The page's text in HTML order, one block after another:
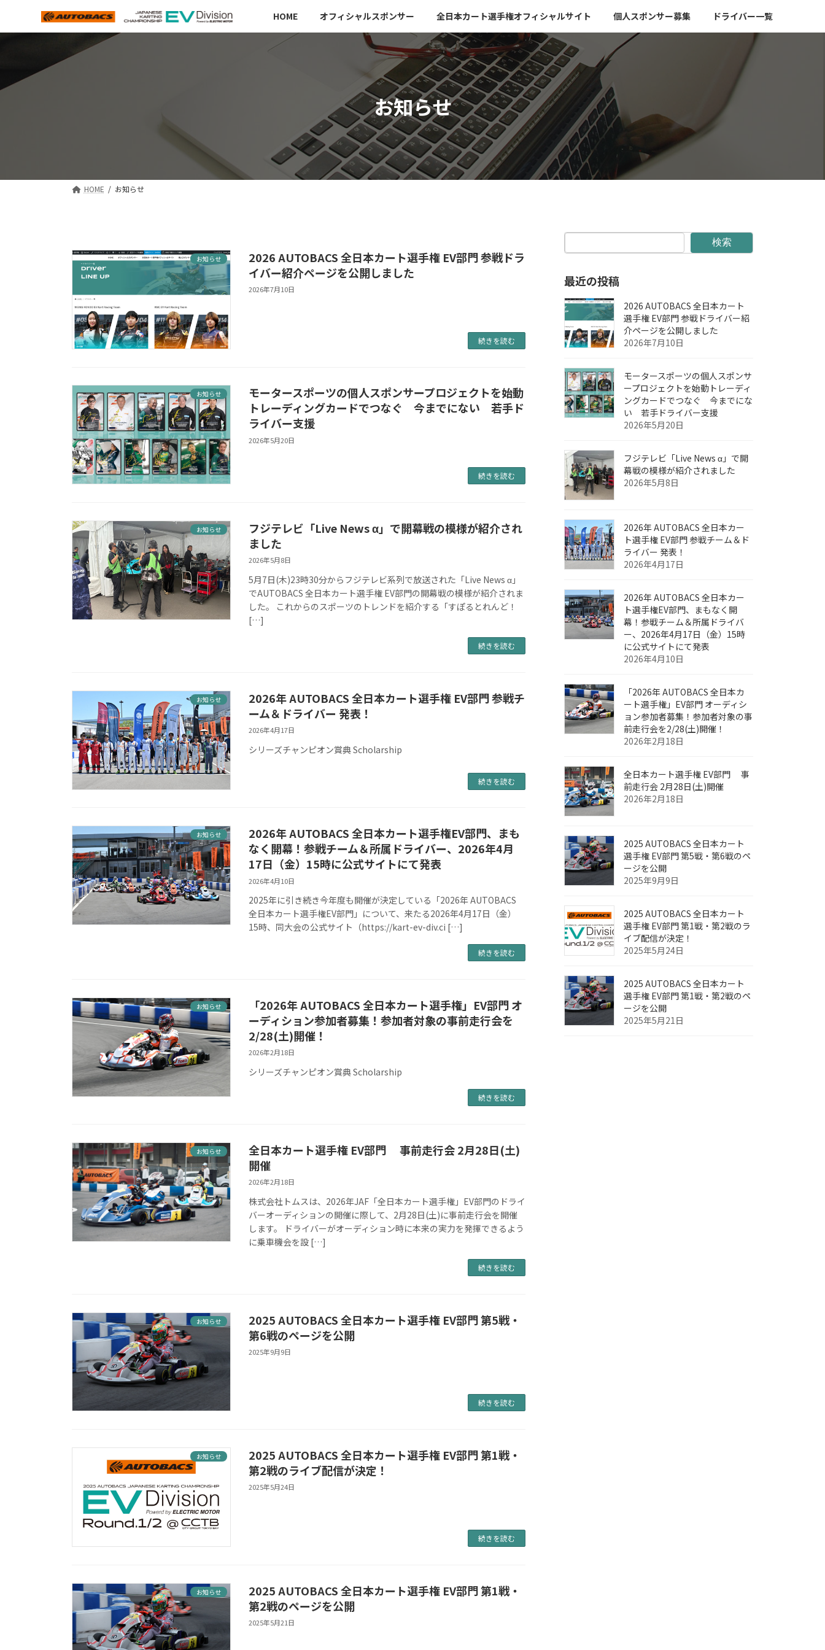
テ
ス
ゲ
ン
HOME オフィシャルスポンサー 全日本カート選手権オフィシャルサイト 個人スポンサー募集 ドライバー一覧
お知らせ
HOME お知らせ
お知らせ
2026 AUTOBACS 全日本カート選手権 EV部門 参戦ドラ
イバー紹介ページを公開しました
2026年7月10日
続きを読む
お知らせ
モータースポーツの個人スポンサープロジェクトを始動
トレーディングカードでつなぐ 今までにない 若手ド
ライバー支援
2026年5月20日
続きを読む
お知らせ
フジテレビ「Live News α」で開幕戦の模様が紹介され
ました
2026年5月8日
5月7日(木)23時30分からフジテレビ系列で放送された「Live News α」
でAUTOBACS 全日本カート選手権 EV部門の開幕戦の模様が紹介されま
した。 これからのスポーツのトレンドを紹介する「すぽるとれんど！
[…]
続きを読む
お知らせ
2026年 AUTOBACS 全日本カート選手権 EV部門 参戦チ
ーム＆ドライバー 発表！
2026年4月17日
シリーズチャンピオン賞典 Scholarship
続きを読む
お知らせ
2026年 AUTOBACS 全日本カート選手権EV部門、まも
なく開幕！参戦チーム＆所属ドライバー、2026年4月
17日（金）15時に公式サイトにて発表
2026年4月10日
2025年に引き続き今年度も開催が決定している「2026年 AUTOBACS
全日本カート選手権EV部門」について、来たる2026年4月17日（金）
15時、同大会の公式サイト（https://kart-ev-div.ci […]
続きを読む
お知らせ
「2026年 AUTOBACS 全日本カート選手権」EV部門 オ
ーディション参加者募集！参加者対象の事前走行会を
2/28(土)開催！
2026年2月18日
シリーズチャンピオン賞典 Scholarship
続きを読む
お知らせ
全日本カート選手権 EV部門 事前走行会 2月28日(土)
開催
2026年2月18日
株式会社トムスは、2026年JAF「全日本カート選手権」EV部門のドライ
バーオーディションの開催に際して、2月28日(土)に事前走行会を開催
します。 ドライバーがオーディション時に本来の実力を発揮できるよう
に乗車機会を設 […]
続きを読む
お知らせ
2025 AUTOBACS 全日本カート選手権 EV部門 第5戦・
第6戦のページを公開
2025年9月9日
続きを読む
お知らせ
2025 AUTOBACS 全日本カート選手権 EV部門 第1戦・
第2戦のライブ配信が決定！
2025年5月24日
続きを読む
お知らせ
2025 AUTOBACS 全日本カート選手権 EV部門 第1戦・
第2戦のページを公開
2025年5月21日
検索
最近の投稿
2026 AUTOBACS 全日本カート
選手権 EV部門 参戦ドライバー紹
介ページを公開しました
2026年7月10日
モータースポーツの個人スポンサ
ープロジェクトを始動トレーディ
ングカードでつなぐ 今までにな
い 若手ドライバー支援
2026年5月20日
フジテレビ「Live News α」で開
幕戦の模様が紹介されました
2026年5月8日
2026年 AUTOBACS 全日本カー
ト選手権 EV部門 参戦チーム＆ド
ライバー 発表！
2026年4月17日
2026年 AUTOBACS 全日本カー
ト選手権EV部門、まもなく開
幕！参戦チーム＆所属ドライバ
ー、2026年4月17日（金）15時
に公式サイトにて発表
2026年4月10日
「2026年 AUTOBACS 全日本カ
ート選手権」EV部門 オーディシ
ョン参加者募集！参加者対象の事
前走行会を2/28(土)開催！
2026年2月18日
全日本カート選手権 EV部門 事
前走行会 2月28日(土)開催
2026年2月18日
2025 AUTOBACS 全日本カート
選手権 EV部門 第5戦・第6戦のペ
ージを公開
2025年9月9日
2025 AUTOBACS 全日本カート
選手権 EV部門 第1戦・第2戦のラ
イブ配信が決定！
2025年5月24日
2025 AUTOBACS 全日本カート
選手権 EV部門 第1戦・第2戦のペ
ージを公開
2025年5月21日